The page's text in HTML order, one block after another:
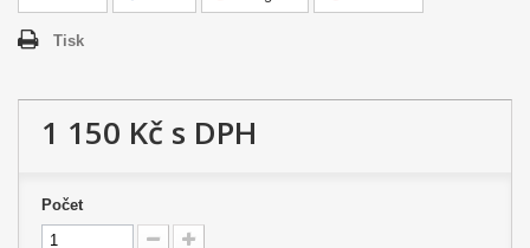
Tisk
1 150 Kč s DPH
Počet